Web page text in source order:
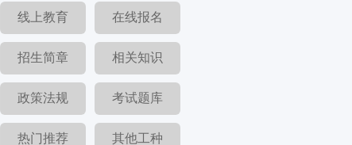
线上教育 在线报名
招生简章 相关知识
政策法规 考试题库
热门推荐 其他工种